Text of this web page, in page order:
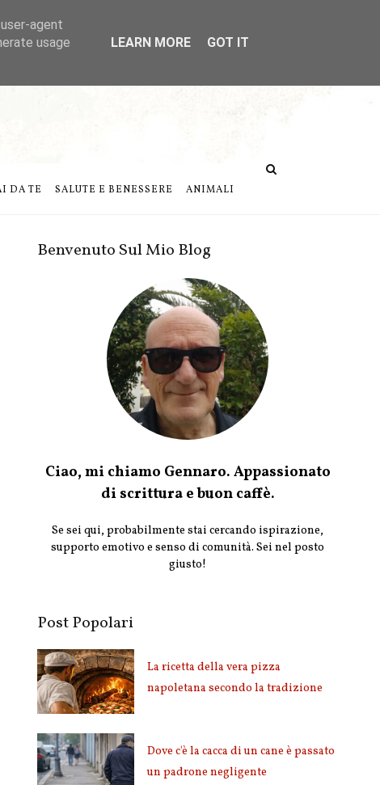
DA TE SALUTE E BENESSERE ANIMALI
Benvenuto Sul Mio Blog
Ciao, mi chiamo Gennaro. Appassionato
di scrittura e buon caffè.
Se sei qui, probabilmente stai cercando ispirazione,
supporto emotivo e senso di comunità. Sei nel posto
giusto!
Post Popolari
La ricetta della vera pizza
napoletana secondo la tradizione
Dove c'è la cacca di un cane è passato
un padrone negligente
agent
usage
LEARN MORE GOT IT